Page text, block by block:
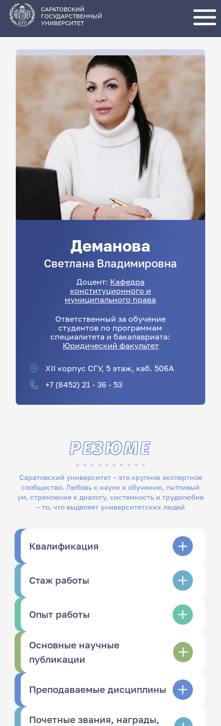
основному
содержанию
САРАТОВСКИЙ
ГОСУДАРСТВЕННЫЙ
УНИВЕРСИТЕТ
Деманова
Светлана Владимировна
Доцент: Кафедра
конституционного и
муниципального права
Ответственный за обучение
студентов по программам
специалитета и бакалавриата:
Юридический факультет
XII корпус СГУ, 5 этаж, каб. 506А
+7 (8452) 21 - 36 - 53
Саратовский университет – это крупное экспертное
сообщество. Любовь к науке и обучению, пытливый
ум, стремление к диалогу, системность и трудолюбие
– то, что выделяет университетских людей
РЕЗЮМЕ
Квалификация
Стаж работы
Опыт работы
Основные научные
публикации
Преподаваемые дисциплины
Почетные звания, награды,